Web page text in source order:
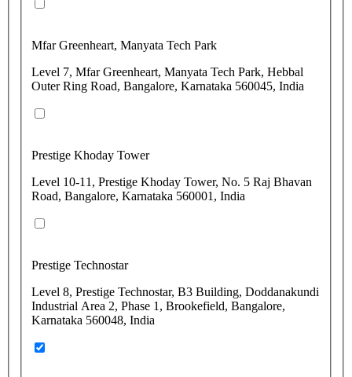
Mfar Greenheart, Manyata Tech Park
Level 7, Mfar Greenheart, Manyata Tech Park, Hebbal
Outer Ring Road, Bangalore, Karnataka 560045, India
Prestige Khoday Tower
Level 10-11, Prestige Khoday Tower, No. 5 Raj Bhavan
Road, Bangalore, Karnataka 560001, India
Prestige Technostar
Level 8, Prestige Technostar, B3 Building, Doddanakundi
Industrial Area 2, Phase 1, Brookefield, Bangalore,
Karnataka 560048, India